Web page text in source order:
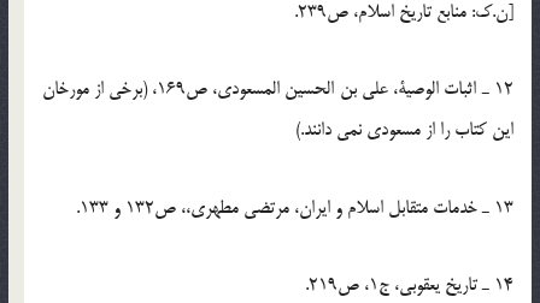
[ن.ک: منابع تاریخ اسلام، ص239.
12 ـ اثبات الوصیة، علی بن الحسین المسعودی، ص169، (برخی از مورخان
این کتاب را از مسعودی نمی دانند.)
13 ـ خدمات متقابل اسلام و ایران، مرتضی مطهری،، ص132 و 133.
14 ـ تاریخ یعقوبی، ج1، ص219.